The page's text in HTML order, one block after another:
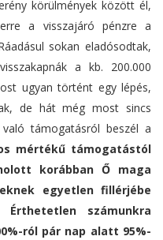
körülmények között él,
a visszajáró pénzre a
sokan eladósodtak,
a kb. 200.000
ugyan történt egy lépés,
de hát még most sincs
támogatásról beszél a
mértékű támogatástól
korábban Ő maga
egyetlen fillérjébe
számunkra
ról pár nap alatt 95%-